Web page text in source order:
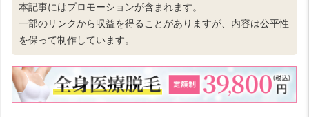
本記事にはプロモーションが含まれます。
一部のリンクから収益を得ることがありますが、内容は公平性
を保って制作しています。